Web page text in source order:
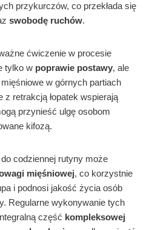
przykurczów, co przekłada się
swobodę ruchów.
ćwiczenie w procesie
tylko w poprawie postawy, ale
w górnych partiach
retrakcją łopatek wspierają
przynieść ulgę osobom
kifozą.
codziennej rutyny może
mięśniowej, co korzystnie
i podnosi jakość życia osób
Regularne wykonywanie tych
część kompleksowej